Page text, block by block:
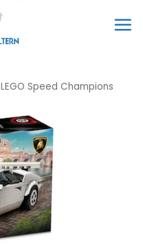
LEGO Speed Champions